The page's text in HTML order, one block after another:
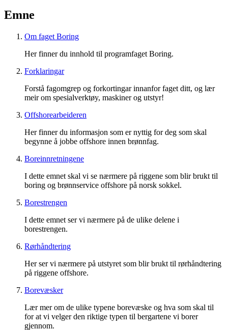
Emne
Om faget Boring
Her finner du innhold til programfaget Boring.
Forklaringar
Forstå fagomgrep og forkortingar innanfor faget ditt, og lær
meir om spesialverktøy, maskiner og utstyr!
Offshorearbeideren
Her finner du informasjon som er nyttig for deg som skal
begynne å jobbe offshore innen brønnfag.
Boreinnretningene
I dette emnet skal vi se nærmere på riggene som blir brukt til
boring og brønnservice offshore på norsk sokkel.
Borestrengen
I dette emnet ser vi nærmere på de ulike delene i
borestrengen.
Rørhåndtering
Her ser vi nærmere på utstyret som blir brukt til rørhåndtering
på riggene offshore.
Borevæsker
Lær mer om de ulike typene borevæske og hva som skal til
for at vi velger den riktige typen til bergartene vi borer
gjennom.